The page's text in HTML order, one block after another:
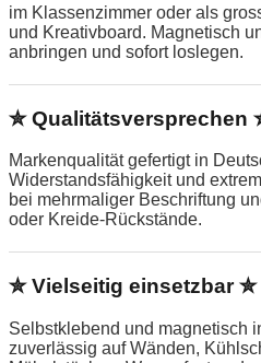
im Klassenzimmer oder als
und Kreativboard. Magnetisch
anbringen und sofort loslegen.
✮ Qualitätsversprechen
Markenqualität gefertigt in
Widerstandsfähigkeit und
bei mehrmaliger Beschriftung
oder Kreide-Rückstände.
✮ Vielseitig einsetzbar ✮
Selbstklebend und magnetisch
zuverlässig auf Wänden,